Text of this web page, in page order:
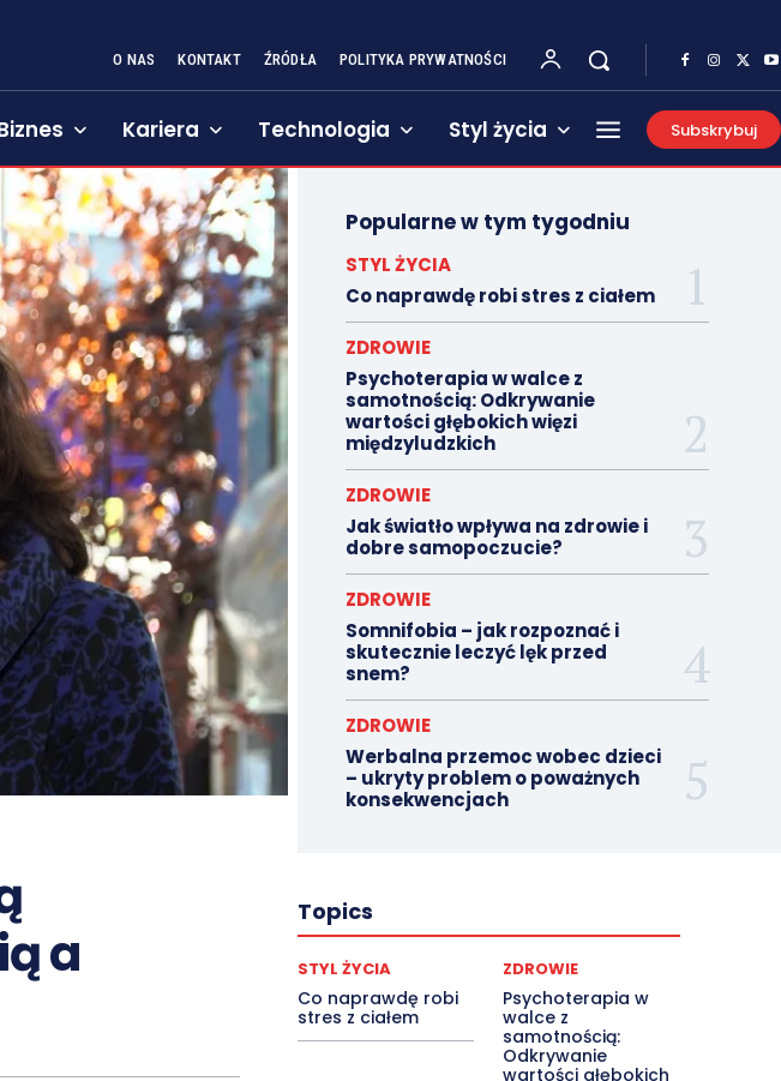
O NAS KONTAKT ŹRÓDŁA POLITYKA PRYWATNOŚCI
Kariera Technologia Styl życia Subskrybuj
a
Popularne w tym tygodniu
STYL ŻYCIA
Co naprawdę robi stres z ciałem
ZDROWIE
Psychoterapia w walce z
samotnością: Odkrywanie
wartości głębokich więzi
międzyludzkich
ZDROWIE
Jak światło wpływa na zdrowie i
dobre samopoczucie?
ZDROWIE
Somnifobia – jak rozpoznać i
skutecznie leczyć lęk przed
snem?
ZDROWIE
Werbalna przemoc wobec dzieci
– ukryty problem o poważnych
konsekwencjach
Topics
STYL ŻYCIA
Co naprawdę robi
stres z ciałem
ZDROWIE
Psychoterapia w
walce z
samotnością:
Odkrywanie
wartości głębokich